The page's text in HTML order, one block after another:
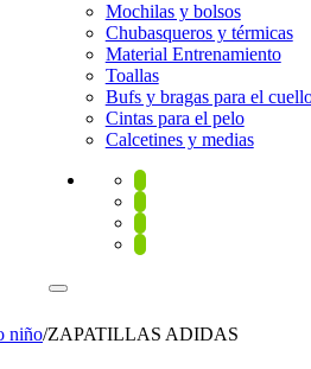
Mochilas y bolsos
Chubasqueros y térmicas
Material Entrenamiento
Toallas
Bufs y bragas para el
Cintas para el pelo
Calcetines y medias
niño/ZAPATILLAS ADIDAS